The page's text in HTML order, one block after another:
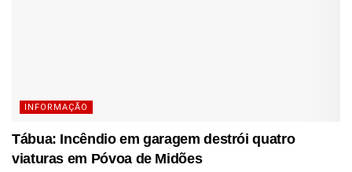
INFORMAÇÃO
Tábua: Incêndio em garagem destrói quatro
viaturas em Póvoa de Midões